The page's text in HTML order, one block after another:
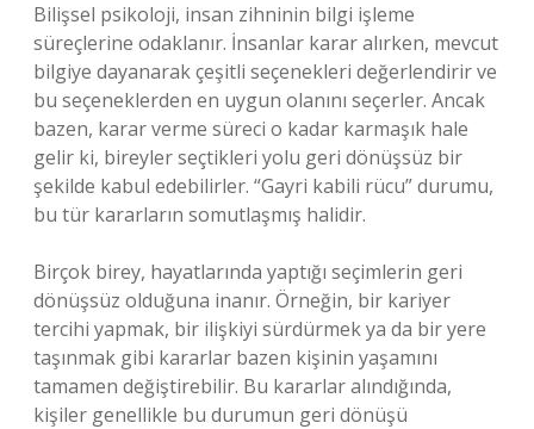
Bilişsel psikoloji, insan zihninin bilgi işleme
süreçlerine odaklanır. İnsanlar karar alırken, mevcut
bilgiye dayanarak çeşitli seçenekleri değerlendirir ve
bu seçeneklerden en uygun olanını seçerler. Ancak
bazen, karar verme süreci o kadar karmaşık hale
gelir ki, bireyler seçtikleri yolu geri dönüşsüz bir
şekilde kabul edebilirler. “Gayri kabili rücu” durumu,
bu tür kararların somutlaşmış halidir.
Birçok birey, hayatlarında yaptığı seçimlerin geri
dönüşsüz olduğuna inanır. Örneğin, bir kariyer
tercihi yapmak, bir ilişkiyi sürdürmek ya da bir yere
taşınmak gibi kararlar bazen kişinin yaşamını
tamamen değiştirebilir. Bu kararlar alındığında,
kişiler genellikle bu durumun geri dönüşü